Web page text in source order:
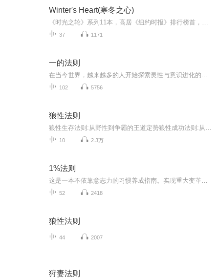
Winter's Heart(寒冬之心)
37 1171
一的法则
102 5756
狼性法则
10 2.3万
1%法则
52 2418
狼性法则
44 2007
狩妻法则